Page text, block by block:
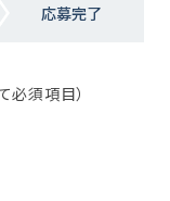
応募完了
須項目）